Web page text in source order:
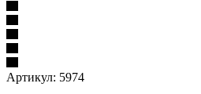
Артикул: 5974